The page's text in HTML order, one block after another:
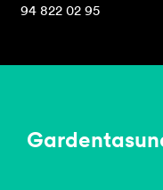
94 822 02 95